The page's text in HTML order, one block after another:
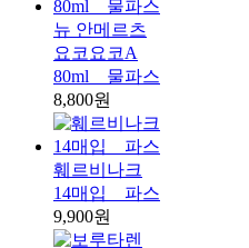
뉴 안메르츠
요코요코A
80ml _ 물파스
8,800원
훼르비나크
14매입 _ 파스
9,900원